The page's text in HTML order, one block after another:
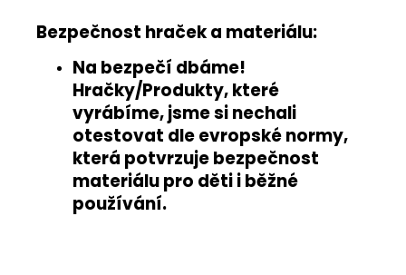
Bezpečnost hraček a materiálu:
Na bezpečí dbáme!
Hračky/Produkty, které
vyrábíme, jsme si nechali
otestovat dle evropské normy,
která potvrzujebezpečnost
materiálu pro děti i běžné
používání.